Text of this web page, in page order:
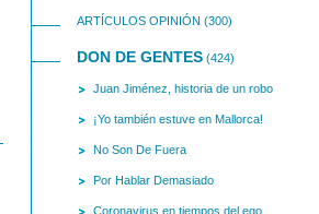
ARTÍCULOS OPINIÓN (300)
DON DE GENTES (424)
Juan Jiménez, historia de un robo
¡Yo también estuve en Mallorca!
No Son De Fuera
Por Hablar Demasiado
Coronavirus en tiempos del ego